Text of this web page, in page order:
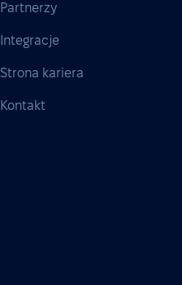
Partnerzy
Integracje
Strona kariera
Kontakt